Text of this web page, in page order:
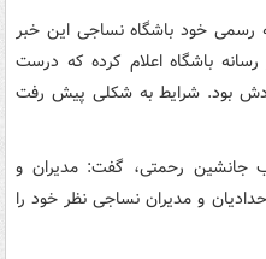
خود باشگاه نساجی این خبر
باشگاه اعلام کرده که درست
بود. شرایط به شکلی پیش رفت
جانشین رحمتی، گفت: مدیران و
و مدیران نساجی نظر خود را